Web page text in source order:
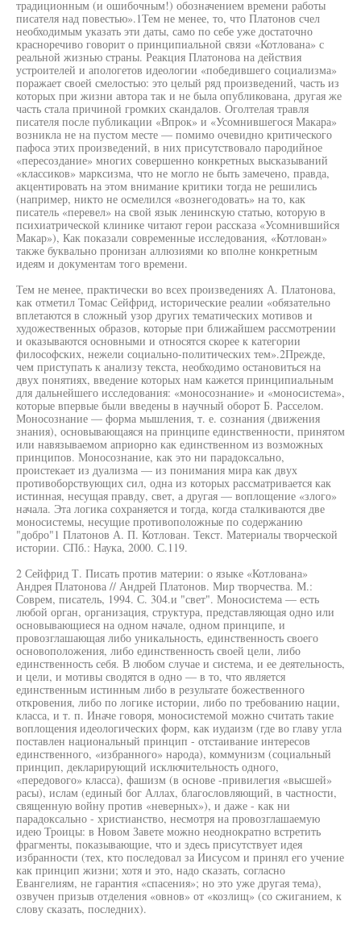
традиционным (и ошибочным!) обозначением времени работы
писателя над повестью».1Тем не менее, то, что Платонов счел
необходимым указать эти даты, само по себе уже достаточно
красноречиво говорит о принципиальной связи «Котлована» с
реальной жизнью страны. Реакция Платонова на действия
устроителей и апологетов идеологии «победившего социализма»
поражает своей смелостью: это целый ряд произведений, часть из
которых при жизни автора так и не была опубликована, другая же
часть стала причиной громких скандалов. Оголтелая травля
писателя после публикации «Впрок» и «Усомнившегося Макара»
возникла не на пустом месте — помимо очевидно критического
пафоса этих произведений, в них присутствовало пародийное
«пересоздание» многих совершенно конкретных высказываний
«классиков» марксизма, что не могло не быть замечено, правда,
акцентировать на этом внимание критики тогда не решились
(например, никто не осмелился «вознегодовать» на то, как
писатель «перевел» на свой язык ленинскую статью, которую в
психиатрической клинике читают герои рассказа «Усомнившийся
Макар»), Как показали современные исследования, «Котлован»
также буквально пронизан аллюзиями ко вполне конкретным
идеям и документам того времени.
Тем не менее, практически во всех произведениях А. Платонова,
как отметил Томас Сейфрид, исторические реалии «обязательно
вплетаются в сложный узор других тематических мотивов и
художественных образов, которые при ближайшем рассмотрении
и оказываются основными и относятся скорее к категории
философских, нежели социально-политических тем».2Прежде,
чем приступать к анализу текста, необходимо остановиться на
двух понятиях, введение которых нам кажется принципиальным
для дальнейшего исследования: «моносознание» и «моносистема»,
которые впервые были введены в научный оборот Б. Расселом.
Моносознание — форма мышления, т. е. сознания (движения
знания), основывающаяся на принципе единственности, принятом
или навязываемом априорно как единственном из возможных
принципов. Моносознание, как это ни парадоксально,
проистекает из дуализма — из понимания мира как двух
противоборствующих сил, одна из которых рассматривается как
истинная, несущая правду, свет, а другая — воплощение «злого»
начала. Эта логика сохраняется и тогда, когда сталкиваются две
моносистемы, несущие противоположные по содержанию
"добро"1 Платонов А. П. Котлован. Текст. Материалы творческой
истории. СПб.: Наука, 2000. С.119.
2 Сейфрид Т. Писать против материи: о языке «Котлована»
Андрея Платонова // Андрей Платонов. Мир творчества. М.:
Соврем, писатель, 1994. С. 304.и "свет". Моносистема — есть
любой орган, организация, структура, представляющая одно или
основывающиеся на одном начале, одном принципе, и
провозглашающая либо уникальность, единственность своего
основоположения, либо единственность своей цели, либо
единственность себя. В любом случае и система, и ее деятельность,
и цели, и мотивы сводятся в одно — в то, что является
единственным истинным либо в результате божественного
откровения, либо по логике истории, либо по требованию нации,
класса, и т. п. Иначе говоря, моносистемой можно считать такие
воплощения идеологических форм, как иудаизм (где во главу угла
поставлен национальный принцип - отстаивание интересов
единственного, «избранного» народа), коммунизм (социальный
принцип, декларирующий исключительность одного,
«передового» класса), фашизм (в основе -привилегия «высшей»
расы), ислам (единый бог Аллах, благословляющий, в частности,
священную войну против «неверных»), и даже - как ни
парадоксально - христианство, несмотря на провозглашаемую
идею Троицы: в Новом Завете можно неоднократно встретить
фрагменты, показывающие, что и здесь присутствует идея
избранности (тех, кто последовал за Иисусом и принял его учение
как принцип жизни; хотя и это, надо сказать, согласно
Евангелиям, не гарантия «спасения»; но это уже другая тема),
озвучен призыв отделения «овнов» от «козлищ» (со сжиганием, к
слову сказать, последних).